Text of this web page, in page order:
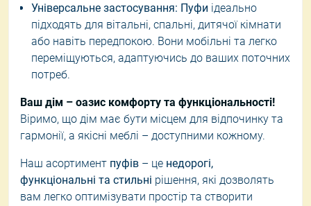
Універсальне застосування: Пуфи ідеально
підходять для вітальні, спальні, дитячої кімнати
або навіть передпокою. Вони мобільні та легко
переміщуються, адаптуючись до ваших поточних
потреб.
Ваш дім – оазис комфорту та функціональності!
Віримо, що дім має бути місцем для відпочинку та
гармонії, а якісні меблі – доступними кожному.
Наш асортимент пуфів – це недорогі,
функціональні та стильні рішення, які дозволять
вам легко оптимізувати простір та створити